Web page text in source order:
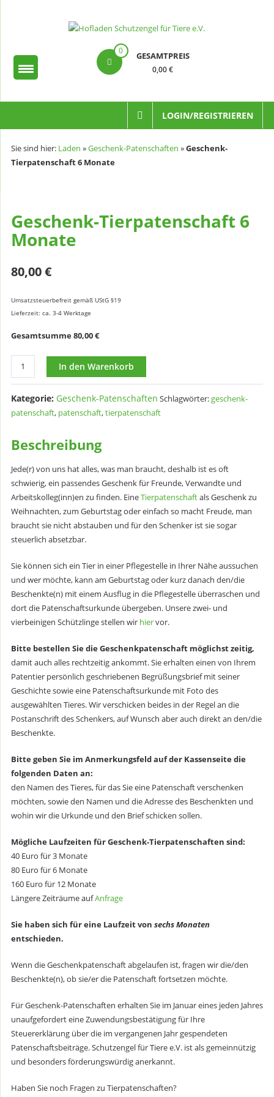
Schutzengel
e.V.
0 GESAMTPREIS
0,00 €
LOGIN/REGISTRIEREN
Sie sind hier: Laden »Geschenk-Patenschaften »Geschenk-
Tierpatenschaft 6 Monate
Geschenk-Tierpatenschaft 6
Monate
80,00€
Umsatzsteuerbefreit gemäß UStG §19
Lieferzeit: ca. 3-4 Werktage
Gesamtsumme80,00€
Tierpatenschaft
Monate
Menge
In den Warenkorb
Kategorie: Geschenk-Patenschaften Schlagwörter:geschenk-
patenschaft, patenschaft,tierpatenschaft
Beschreibung
Jede(r) von uns hat alles, was man braucht, deshalb ist es oft
schwierig, ein passendes Geschenk für Freunde, Verwandte und
Arbeitskolleg(inn)en zu finden. EineTierpatenschaftals Geschenk zu
Weihnachten, zum Geburtstag oder einfach so macht Freude, man
braucht sie nicht abstauben und für den Schenker ist sie sogar
steuerlich absetzbar.
Sie können sich ein Tier in einer Pflegestelle in Ihrer Nähe aussuchen
und wer möchte, kann am Geburtstag oder kurz danach den/die
Beschenkte(n) mit einem Ausflug in die Pflegestelle überraschen und
dort die Patenschaftsurkunde übergeben. Unsere zwei- und
vierbeinigen Schützlinge stellen wir hiervor.
Bitte bestellen Sie die Geschenkpatenschaft möglichst zeitig,
damit auch alles rechtzeitig ankommt. Sie erhalten einen von Ihrem
Patentier persönlich geschriebenen Begrüßungsbrief mit seiner
Geschichte sowie eine Patenschaftsurkunde mit Foto des
ausgewählten Tieres. Wir verschicken beides in der Regel an die
Postanschrift des Schenkers, auf Wunsch aber auch direkt an den/die
Beschenkte.
Bitte geben Sie im Anmerkungsfeld auf der Kassenseite die
folgenden Daten an:
den Namen des Tieres, für das Sie eine Patenschaft verschenken
möchten, sowie den Namen und die Adresse des Beschenkten und
wohin wir die Urkunde und den Brief schicken sollen.
Mögliche Laufzeiten für Geschenk-Tierpatenschaften sind:
40 Euro für 3 Monate
80 Euro für 6 Monate
160 Euro für 12 Monate
Längere Zeiträume aufAnfrage
Sie haben sich für eine Laufzeit von sechs Monaten
entschieden.
Wenn die Geschenkpatenschaft abgelaufen ist, fragen wir die/den
Beschenkte(n), ob sie/er die Patenschaft fortsetzen möchte.
Für Geschenk-Patenschaften erhalten Sie im Januar eines jeden Jahres
unaufgefordert eine Zuwendungsbestätigung für Ihre
Steuererklärung über die im vergangenen Jahr gespendeten
Patenschaftsbeiträge. Schutzengel für Tiere e.V. ist als gemeinnützig
und besonders förderungswürdig anerkannt.
Haben Sie noch Fragen zu Tierpatenschaften?